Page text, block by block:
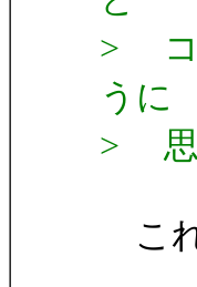
> コ
うに
> 思
こ